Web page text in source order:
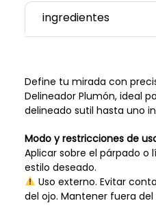
ingredientes
Define tu mirada con
Delineador Plumón, ideal
delineado sutil hasta uno
Modo y restricciones de
Aplicar sobre el párpado o
estilo deseado.
Uso externo. Evitar
del ojo. Mantener fuera